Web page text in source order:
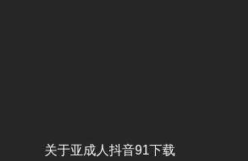
关于亚成人抖音91下载